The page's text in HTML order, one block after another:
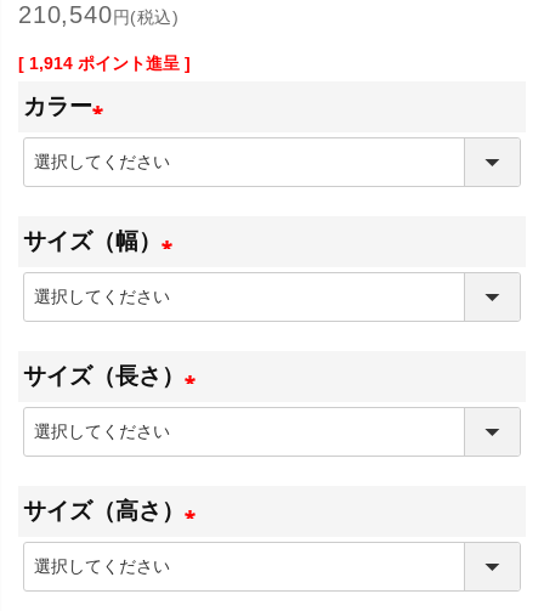
210,540円(税込)
[ 1,914 ポイント進呈 ]
カラー
(
須
)
サイズ（幅）
(
須
サイズ（長さ）
須
サイズ（高さ）